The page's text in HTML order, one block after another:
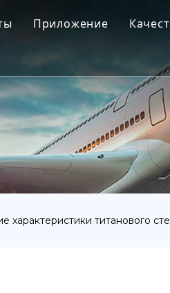
застежка
фитинги для труб
ковка
Приложение
Аэрокосмическая
Медицинский
Морская инженерия
Химическая
Промышленность
характеристики титанового